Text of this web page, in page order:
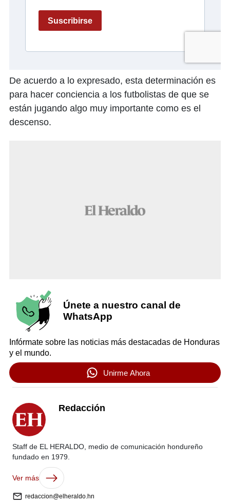
De acuerdo a lo expresado, esta determinación es
para hacer conciencia a los futbolistas de que se
están jugando algo muy importante como es el
descenso.
Únete a nuestro canal de
WhatsApp
Infórmate sobre las noticias más destacadas de Honduras
y el mundo.
Unirme Ahora
Redacción
Staff de EL HERALDO, medio de comunicación hondureño
fundado en 1979.
Ver más
redaccion@elheraldo.hn